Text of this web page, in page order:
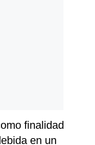
finalidad
en un